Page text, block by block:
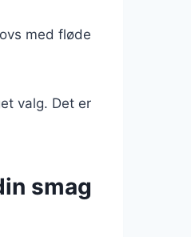
med fløde
valg. Det er
smag